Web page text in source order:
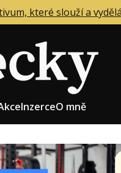
které slouží a
InzerceO mně